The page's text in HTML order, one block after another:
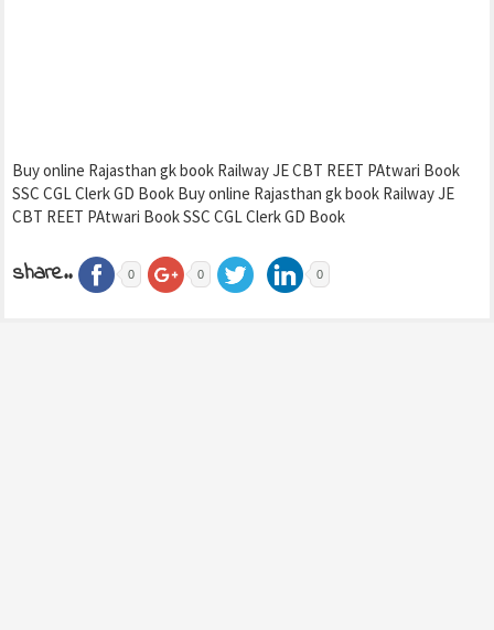
Buy online Rajasthan gk book Railway JE CBT REET PAtwari Book
SSC CGL Clerk GD Book Buy online Rajasthan gk book Railway JE
CBT REET PAtwari Book SSC CGL Clerk GD Book
share.. 0 0 0